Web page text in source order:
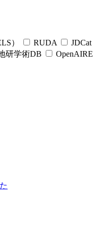
） RUDA JDCat
研学術DB OpenAIRE